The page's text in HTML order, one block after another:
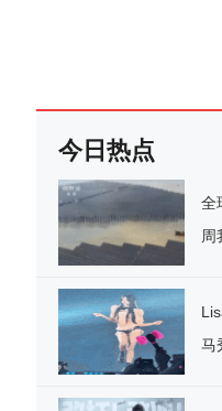
今日热点
全
周
马